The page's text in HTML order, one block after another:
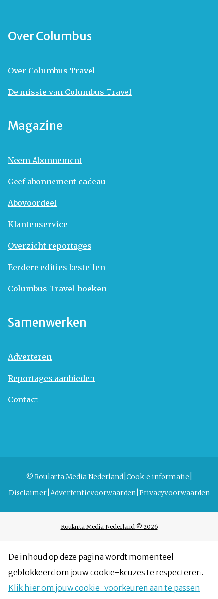
Over Columbus
Over Columbus Travel
De missie van Columbus Travel
Magazine
Neem Abonnement
Geef abonnement cadeau
Abovoordeel
Klantenservice
Overzicht reportages
Eerdere edities bestellen
Columbus Travel-boeken
Samenwerken
Adverteren
Reportages aanbieden
Contact
© Roularta Media Nederland Cookie informatie
Disclaimer Advertentievoorwaarden Privacyvoorwaarden
Roularta Media Nederland © 2026
De inhoud op deze pagina wordt momenteel
geblokkeerd om jouw cookie-keuzes te respecteren.
Klik hier om jouw cookie-voorkeuren aan te passen